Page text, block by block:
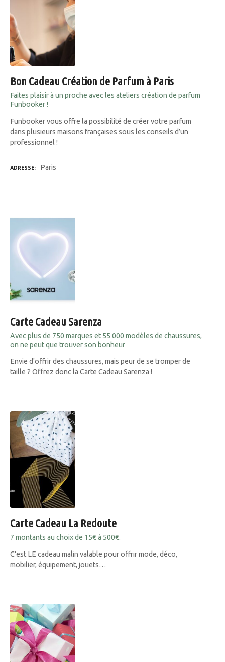
Bon Cadeau Création de Parfum à Paris
Faites plaisir à un proche avec les ateliers création de parfum
Funbooker !
Funbooker vous offre la possibilité de créer votre parfum
dans plusieurs maisons françaises sous les conseils d’un
professionnel !
ADRESSE Paris
Carte Cadeau Sarenza
Avec plus de 750 marques et 55 000 modèles de chaussures,
on ne peut que trouver son bonheur
Envie d'offrir des chaussures, mais peur de se tromper de
taille ? Offrez donc la Carte Cadeau Sarenza !
Carte Cadeau La Redoute
7 montants au choix de 15€ à 500€.
C'est LE cadeau malin valable pour offrir mode, déco,
mobilier, équipement, jouets…